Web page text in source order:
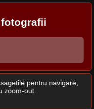
fotografii
pentru navigare,
zoom-out.